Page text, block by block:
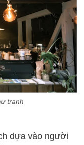
tranh
dựa vào người